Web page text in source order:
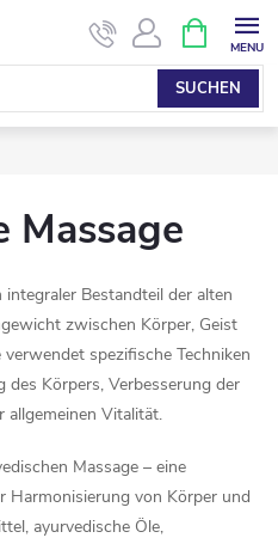
SUCHEN
Massage
Bestandteil der alten
zwischen Körper, Geist
verwendet spezifische Techniken
Körpers, Verbesserung der
allgemeinen Vitalität.
Massage – eine
Harmonisierung von Körper und
ayurvedische Öle,